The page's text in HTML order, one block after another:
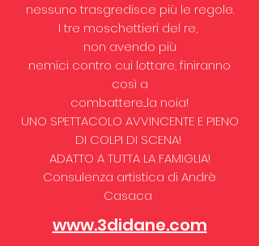
nessuno trasgredisce più le regole.
I tre moschettieri del re,
non avendo più
nemici contro cui lottare, finiranno
così a
combattere....la noia!
UNO SPETTACOLO AVVINCENTE E PIENO
DI COLPI DI SCENA!
ADATTO A TUTTA LA FAMIGLIA!
Consulenza artistica di Andrè
Casaca
www.3didane.com